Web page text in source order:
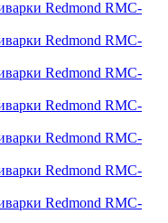
Redmond RMC-
Redmond RMC-
Redmond RMC-
Redmond RMC-
Redmond RMC-
Redmond RMC-
Redmond RMC-